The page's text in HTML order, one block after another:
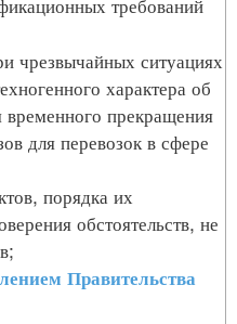
ситуациях
характера об
временного прекращения
для перевозок в сфере
порядка их
обстоятельств, не
Правительства